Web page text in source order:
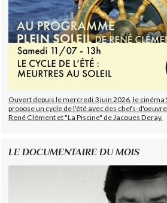
Ouvert depuis le mercredi 3 juin 2026, le cinéma
propose un cycle de l'été avec des chefs-
René Clément et "La Piscine" de Jacques Deray.
LE DOCUMENTAIRE DU MOIS